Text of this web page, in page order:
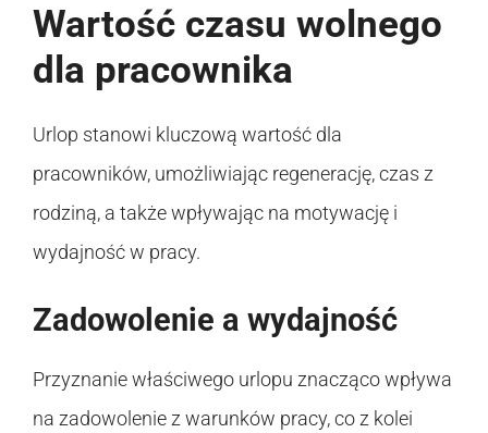
Wartość czasu wolnego
dla pracownika
Urlop stanowi kluczową wartość dla
pracowników, umożliwiając regenerację, czas z
rodziną, a także wpływając na motywację i
wydajność w pracy.
Zadowolenie a wydajność
Przyznanie właściwego urlopu znacząco wpływa
na zadowolenie z warunków pracy, co z kolei